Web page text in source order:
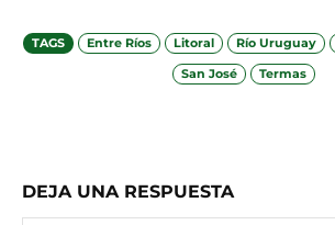
TAGS Entre Ríos Litoral Río Uruguay
San José
Termas
DEJA UNA RESPUESTA